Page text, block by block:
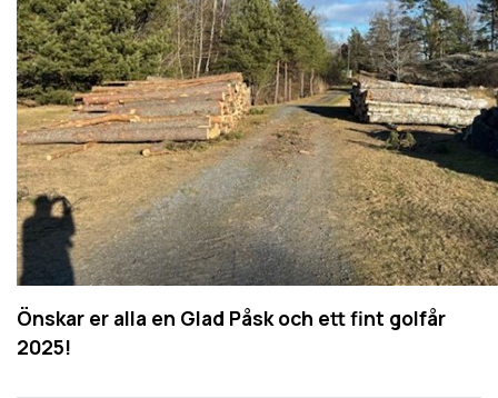
Önskar er alla en Glad Påsk och ett fint golfår
2025!